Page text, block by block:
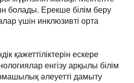
болады. Ерекше білім беру
үшін инклюзивті орта
қажеттіліктерін ескере
енгізу арқылы білім
әлеуетті дамыту